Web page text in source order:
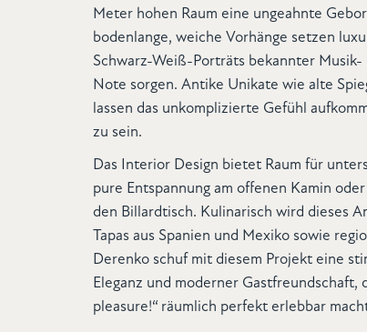
Meter hohen Raum eine ungeahnte
bodenlange, weiche Vorhänge setzen
Schwarz-Weiß-Porträts bekannter
Note sorgen. Antike Unikate wie alte
lassen das unkomplizierte Gefühl
zu sein.
Das Interior Design bietet Raum für
pure Entspannung am offenen Kamin
den Billardtisch. Kulinarisch wird dieses
Tapas aus Spanien und Mexiko sowie
Derenko schuf mit diesem Projekt eine
Eleganz und moderner Gastfreundschaft,
pleasure!“ räumlich perfekt erlebbar